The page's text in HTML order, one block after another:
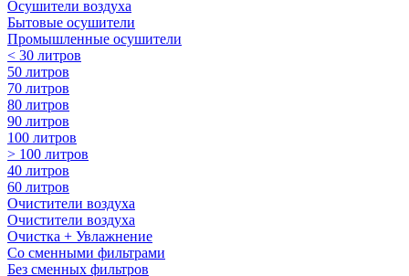
Осушители воздуха
Бытовые осушители
Промышленные осушители
< 30 литров
50 литров
70 литров
80 литров
90 литров
100 литров
> 100 литров
40 литров
60 литров
Очистители воздуха
Очистители воздуха
Очистка + Увлажнение
Cо сменными фильтрами
Без сменных фильтров